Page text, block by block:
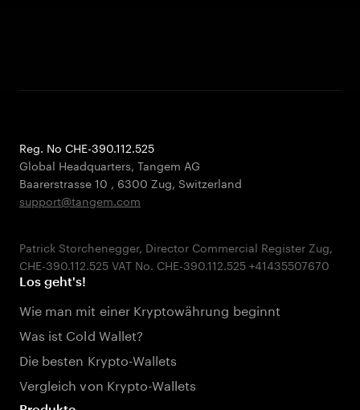
Reg. No CHE-390.112.525
Global Headquarters, Tangem AG
Baarerstrasse 10 , 6300 Zug, Switzerland
support@tangem.com
Patrick Storchenegger, Director Commercial Register Zug,
Los geht's!
Wie man mit einer Kryptowährung beginnt
Was ist Cold Wallet?
Die besten Krypto-Wallets
Vergleich von Krypto-Wallets